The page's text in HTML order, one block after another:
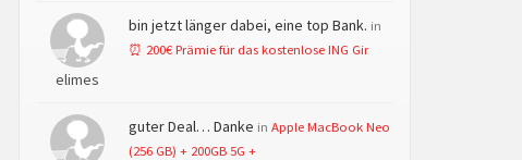
elimes
bin jetzt länger dabei, eine top Bank. in
⏰ 200€ Prämie für das kostenlose ING Gir
guter Deal… Danke in Apple MacBook Neo
(256 GB) + 200GB 5G +